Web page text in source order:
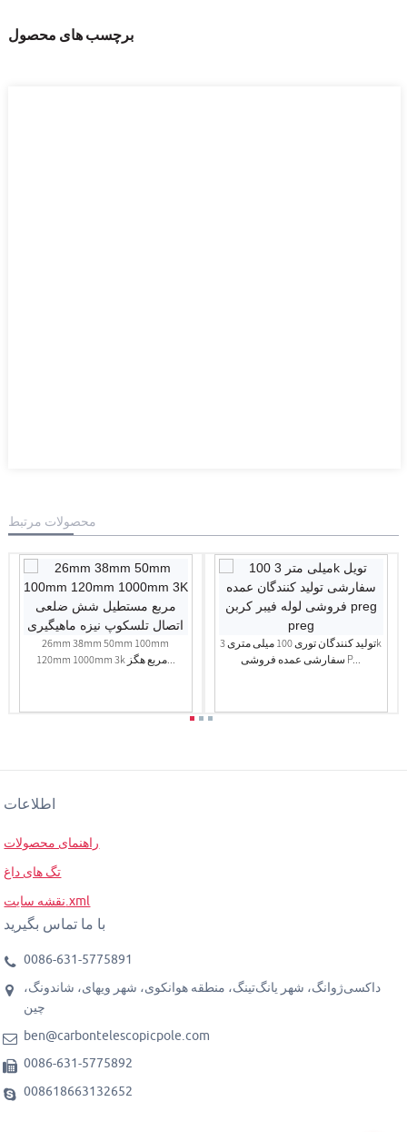
برچسب های محصول
محصولات مرتبط
26mm 38mm 50mm 100mm
120mm 1000mm 3k مربع هگز...
تولید کنندگان توری 100 میلی متری 3k
سفارشی عمده فروشی P...
اطلاعات
راهنمای محصولات
تگ های داغ
نقشه سایت.xml
با ما تماس بگیرید
0086-631-5775891
داکسی‌ژوانگ، شهر یانگ‌تینگ، منطقه هوانکوی، شهر ویهای، شاندونگ،
چین
ben@carbontelescopicpole.com
0086-631-5775892
008618663132652